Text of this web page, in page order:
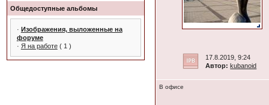
Общедоступные альбомы
· Изображения, выложенные на
форуме
· Я на работе( 1 )
17.8.2019, 9:24
Автор: kubanoid
В офисе